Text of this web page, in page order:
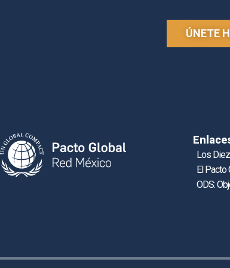
ÚNETE
Los
El Pacto
ODS: